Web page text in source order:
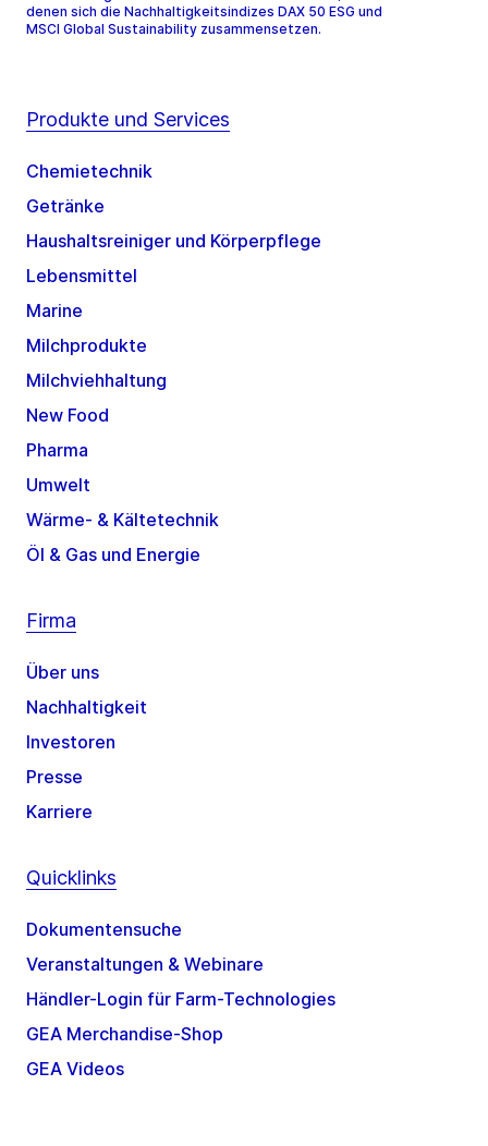
denen sich die Nachhaltigkeitsindizes DAX 50 ESG und
MSCI Global Sustainability zusammensetzen.
Produkte und Services
Chemietechnik
Getränke
Haushaltsreiniger und Körperpflege
Lebensmittel
Marine
Milchprodukte
Milchviehhaltung
New Food
Pharma
Umwelt
Wärme- & Kältetechnik
Öl & Gas und Energie
Firma
Über uns
Nachhaltigkeit
Investoren
Presse
Karriere
Quicklinks
Dokumentensuche
Veranstaltungen & Webinare
Händler-Login für Farm-Technologies
GEA Merchandise-Shop
GEA Videos